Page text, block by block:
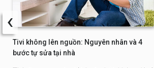
Tivi không lên nguồn: Nguyên nhân và 4
bước tự sửa tại nhà
‹